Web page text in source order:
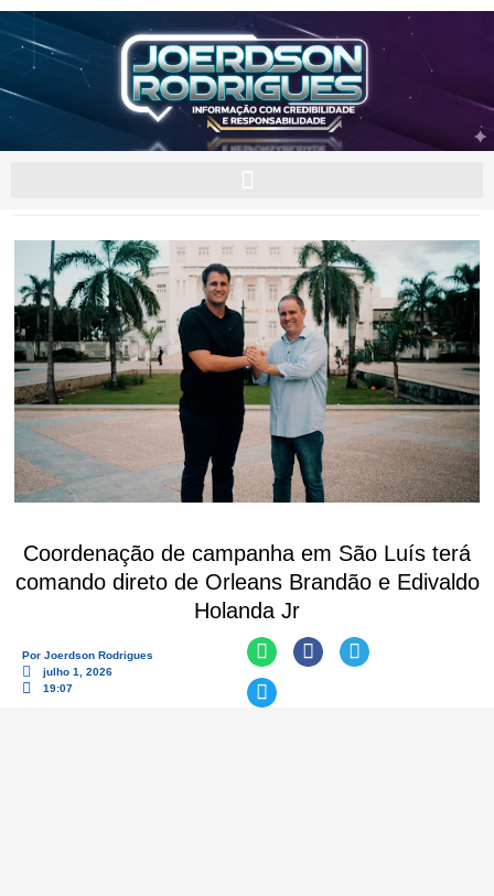
Coordenação de campanha em São Luís terá
comando direto de Orleans Brandão e Edivaldo
Holanda Jr
Por Joerdson Rodrigues
julho 1, 2026
19:07